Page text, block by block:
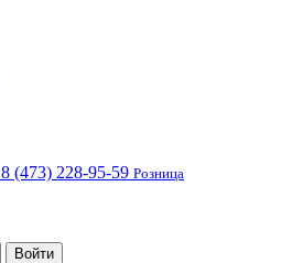
8 (473) 228-95-59 Розница
Войти